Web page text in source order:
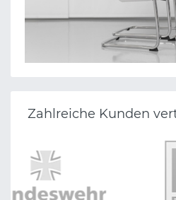
Zahlreiche Kunden